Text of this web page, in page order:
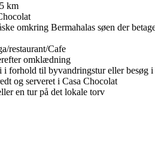
km
omkring Bermahalas søen der
restaurant/Cafe
omklædning
i forhold til byvandringstur eller besøg i
og serveret i Casa Chocolat
en tur på det lokale torv